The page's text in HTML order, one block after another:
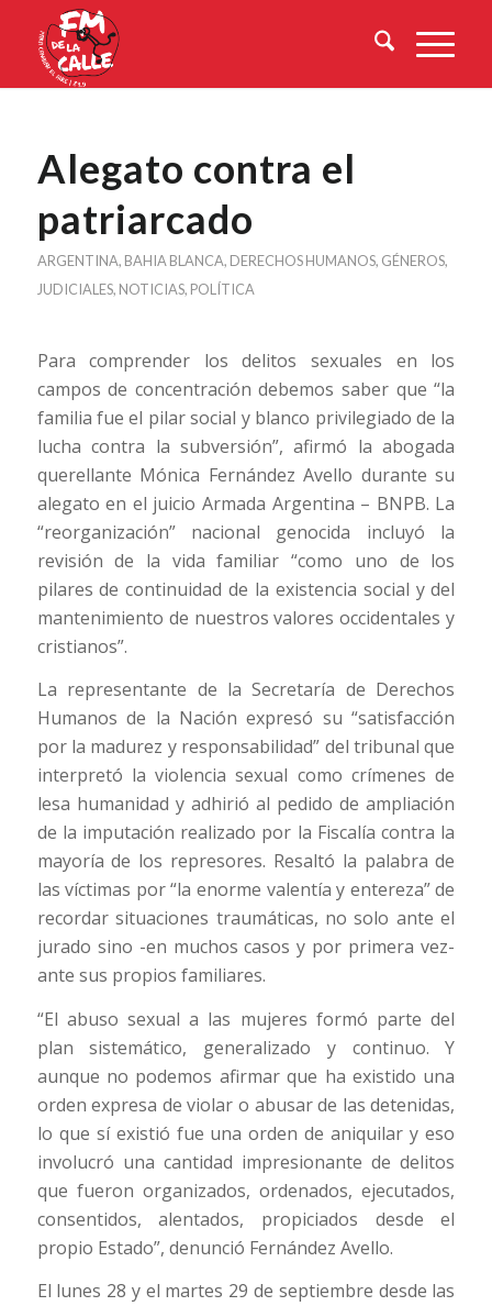
Alegato contra el
patriarcado
ARGENTINA, BAHIA BLANCA, DERECHOS HUMANOS, GÉNEROS,
JUDICIALES, NOTICIAS, POLÍTICA
Para comprender los delitos sexuales en los
campos de concentración debemos saber que “la
familia fue el pilar social y blanco privilegiado de la
lucha contra la subversión”, afirmó la abogada
querellante Mónica Fernández Avello durante su
alegato en el juicio Armada Argentina – BNPB. La
“reorganización” nacional genocida incluyó la
revisión de la vida familiar “como uno de los
pilares de continuidad de la existencia social y del
mantenimiento de nuestros valores occidentales y
cristianos”.
La representante de la Secretaría de Derechos
Humanos de la Nación expresó su “satisfacción
por la madurez y responsabilidad” del tribunal que
interpretó la violencia sexual como crímenes de
lesa humanidad y adhirió al pedido de ampliación
de la imputación realizado por la Fiscalía contra la
mayoría de los represores. Resaltó la palabra de
las víctimas por “la enorme valentía y entereza” de
recordar situaciones traumáticas, no solo ante el
jurado sino -en muchos casos y por primera vez-
ante sus propios familiares.
“El abuso sexual a las mujeres formó parte del
plan sistemático, generalizado y continuo. Y
aunque no podemos afirmar que ha existido una
orden expresa de violar o abusar de las detenidas,
lo que sí existió fue una orden de aniquilar y eso
involucró una cantidad impresionante de delitos
que fueron organizados, ordenados, ejecutados,
consentidos, alentados, propiciados desde el
propio Estado”, denunció Fernández Avello.
El lunes 28 y el martes 29 de septiembre desde las